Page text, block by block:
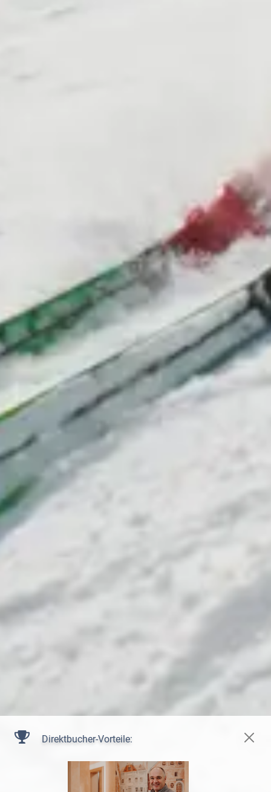
Direktbucher-Vorteile: